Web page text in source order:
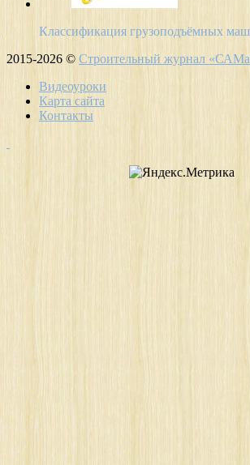
Классификация грузоподъёмных
2015-2026 © Строительный журнал
Видеоуроки
Карта сайта
Контакты